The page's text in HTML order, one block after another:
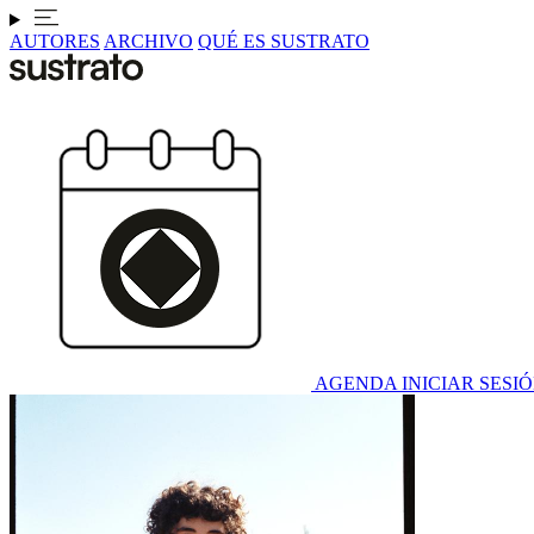
AUTORES ARCHIVO QUÉ ES SUSTRATO
AGENDA INICIAR